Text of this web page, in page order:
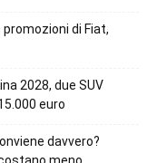
promozioni di Fiat,
2028, due SUV
euro
davvero?
meno